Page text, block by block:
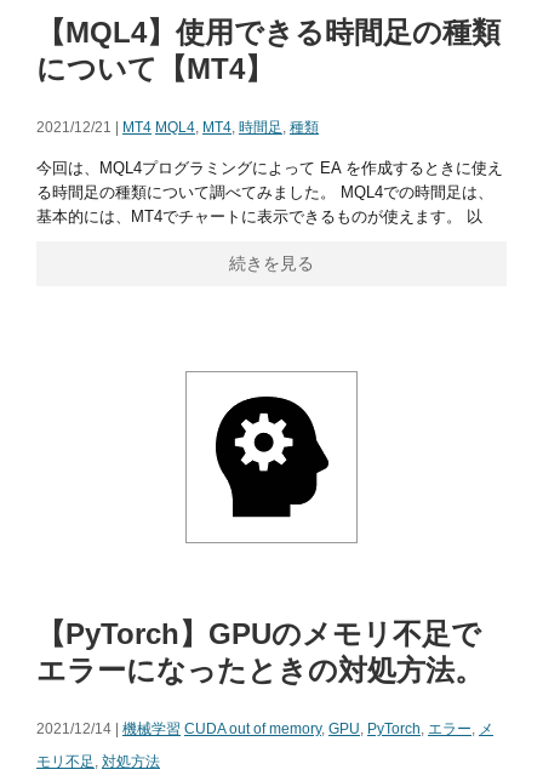
【MQL4】使用できる時間足の種類
について【MT4】
2021/12/21 | MT4 MQL4, MT4, 時間足 , 種類
今回は、MQL4プログラミングによって EA を作成するときに使え
る時間足の種類について調べてみました。 MQL4での時間足は、
基本的には、MT4でチャートに表示できるものが使えます。 以
続きを見る
【PyTorch】GPUのメモリ不足で
エラーになったときの対処方法。
2021/12/14 | 機械学習 CUDA out of memory, GPU, PyTorch, エラー, メ
モリ不足 , 対処方法